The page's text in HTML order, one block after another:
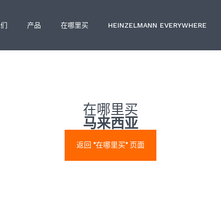
产品 在哪里买 HEINZELMANN EVERYWHERE
在哪里买
马来西亚
返回 "在哪里买" 页面